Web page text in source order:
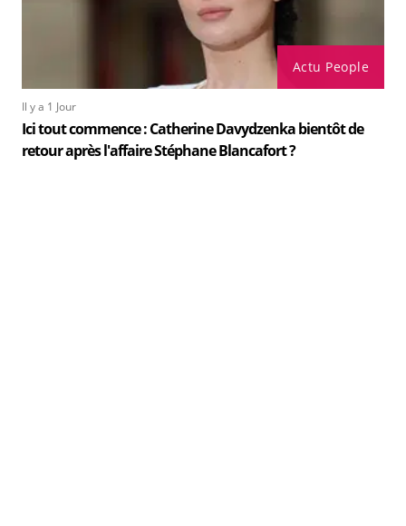
Actu People
Il y a 1 Jour
Ici tout commence : Catherine Davydzenka bientôt de
retour après l'affaire Stéphane Blancafort ?